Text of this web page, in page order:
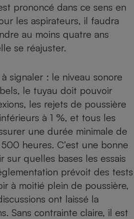
prononcé dans ce sens en
les aspirateurs, il faudra
au moins quatre ans
se réajuster.
signaler : le niveau sonore
le tuyau doit pouvoir
les rejets de poussière
à 1 %, et tous les
une durée minimale de
heures. C’est une bonne
sur quelles bases les essais
prévoit des tests
à moitié plein de poussière,
ont laissé la
Sans contrainte claire, il est
Plaque de cuisson à
induction
Climatiseur -
Ventilateur
Antivirus
Radiateur électrique
Climatiseur -
Ventilateur